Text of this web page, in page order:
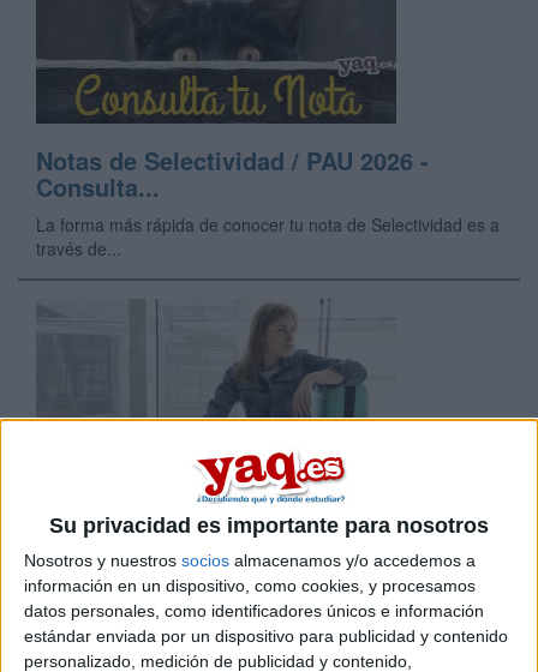
Su privacidad es importante para nosotros
Nosotros y nuestros socios almacenamos y/o accedemos a
información en un dispositivo, como cookies, y procesamos
datos personales, como identificadores únicos e información
estándar enviada por un dispositivo para publicidad y contenido
personalizado, medición de publicidad y contenido,
Notas de Selectividad / PAU 2026 -
Consulta...
La forma más rápida de conocer tu nota de Selectividad es a
través de...
¿Vas a estudiar fuera? Cómo encontrar
el...
Cuando sales de tu casa para ir a estudiar a otro lugar, te
enfrentas...